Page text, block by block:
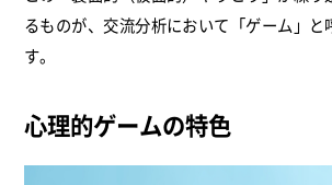
るものが、交流分析において「ゲーム」
す。
心理的ゲームの特色